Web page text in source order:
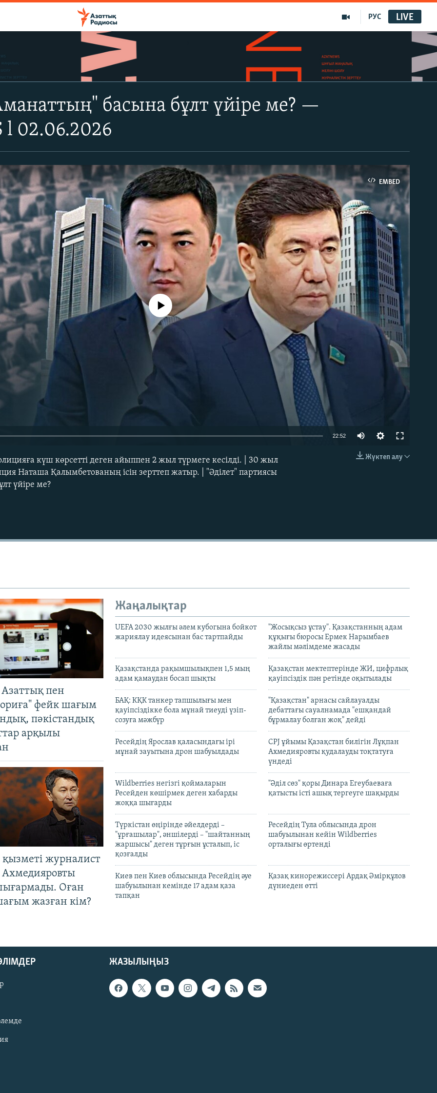
РУС LIVE
басына бұлт үйіре ме? —
l 02.06.2026
EMBED
EMBED
No media source currently available
22:52
Жүктеп алу
күш көрсетті деген айыппен 2 жыл түрмеге кесілді. | 30 жыл
Наташа Қалымбетованың ісін зерттеп жатыр. | "Әділет" партиясы
үйіре ме?
Азаттық пен
фейк шағым
пәкістандық
арқылы
журналист
Оған
жазған кім?
Жаңалықтар
UEFA 2030 жылғы әлем кубогына бойкот
жариялау идеясынан бас тартпайды
"Жосықсыз ұстау". Қазақстанның адам
құқығы бюросы Ермек Нарымбаев
жайлы мәлімдеме жасады
Қазақстанда рақымшылықпен 1,5 мың
адам қамаудан босап шықты
Қазақстан мектептерінде ЖИ, цифрлық
қауіпсіздік пән ретінде оқытылады
БАҚ: КҚК танкер тапшылығы мен
қауіпсіздікке бола мұнай тиеуді үзіп-
созуға мәжбүр
"Қазақстан" арнасы сайлауалды
дебаттағы сауалнамада "ешқандай
бұрмалау болған жоқ" дейді
Ресейдің Ярослав қаласындағы ірі
мұнай зауытына дрон шабуылдады
CPJ ұйымы Қазақстан билігін Лұқпан
Ахмедияровты қудалауды тоқтатуға
үндеді
Wildberries негізгі қоймаларын
Ресейден көшірмек деген хабарды
жоққа шығарды
"Әділ сөз" қоры Динара Егеубаеваға
қатысты істі ашық тергеуге шақырды
Түркістан өңірінде әйелдерді –
"ұрғашылар", әншілерді – "шайтанның
жаршысы" деген тұрғын ұсталып, іс
қозғалды
Ресейдің Тула облысында дрон
шабуылынан кейін Wildberries
орталығы өртенді
Киев пен Киев облысында Ресейдің әуе
шабуылынан кемінде 17 адам қаза
тапқан
Қазақ кинорежиссері Ардақ Әмірқұлов
дүниеден өтті
ЖАЗЫЛЫҢЫЗ